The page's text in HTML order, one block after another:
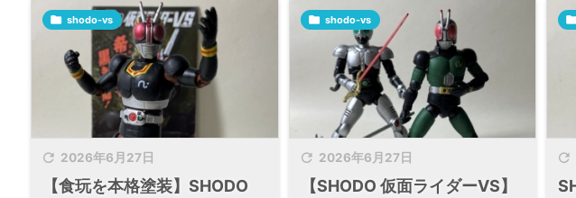
 2026年6月27日
 shodo-vs
【食玩を本格塗装】SHODO
 2026年6月27日
 shodo-vs
【SHODO 仮面ライダーVS】

